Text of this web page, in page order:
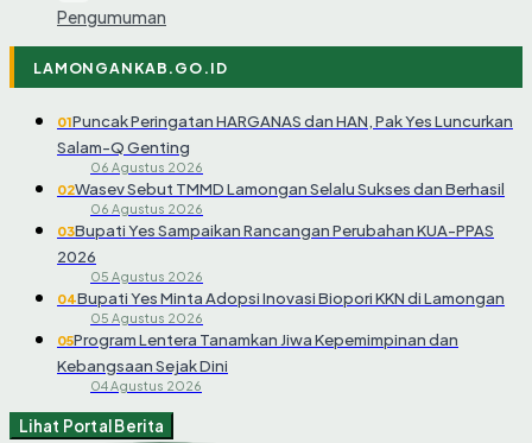
Pengumuman
LAMONGANKAB.GO.ID
01Puncak Peringatan HARGANAS dan HAN, Pak Yes Luncurkan
Salam-Q Genting
06 Agustus 2026
02Wasev Sebut TMMD Lamongan Selalu Sukses dan Berhasil
06 Agustus 2026
03Bupati Yes Sampaikan Rancangan Perubahan KUA-PPAS
2026
05 Agustus 2026
04Bupati Yes Minta Adopsi Inovasi Biopori KKN di Lamongan
05 Agustus 2026
05Program Lentera Tanamkan Jiwa Kepemimpinan dan
Kebangsaan Sejak Dini
04 Agustus 2026
Lihat Portal Berita